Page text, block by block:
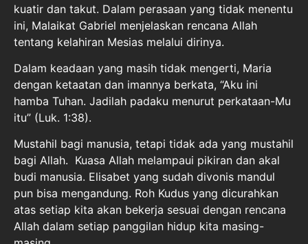
kuatir dan takut. Dalam perasaan yang tidak menentu
ini, Malaikat Gabriel menjelaskan rencana Allah
tentang kelahiran Mesias melalui dirinya.
Dalam keadaan yang masih tidak mengerti, Maria
dengan ketaatan dan imannya berkata, “Aku ini
hamba Tuhan. Jadilah padaku menurut perkataan-Mu
itu” (Luk. 1:38).
Mustahil bagi manusia, tetapi tidak ada yang mustahil
bagi Allah. Kuasa Allah melampaui pikiran dan akal
budi manusia. Elisabet yang sudah divonis mandul
pun bisa mengandung. Roh Kudus yang dicurahkan
atas setiap kita akan bekerja sesuai dengan rencana
Allah dalam setiap panggilan hidup kita masing-